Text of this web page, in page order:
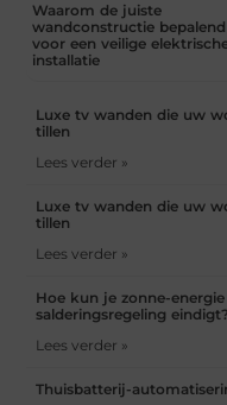
Waarom de juiste
wandconstructie
voor een veilige
installatie
Luxe tv wanden die uw
tillen
Lees verder »
Luxe tv wanden die uw
tillen
Lees verder »
Hoe kun je zonne-
salderingsregeling eindigt?
Lees verder »
Thuisbatterij-